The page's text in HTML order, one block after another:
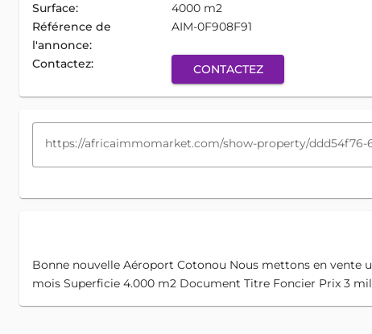
Surface:
4000 m2
Référence de
l'annonce:
AIM-0F908F91
Contactez: CONTACTEZ
Bonne nouvelle Aéroport Cotonou Nous mettons en
mois Superficie 4.000 m2 Document Titre Foncier Prix 3